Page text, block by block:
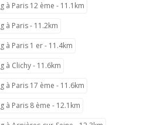
à Paris 12 ème - 11.1km
à Paris - 11.2km
à Paris 1 er - 11.4km
à Clichy - 11.6km
à Paris 17 ème - 11.6km
à Paris 8 ème - 12.1km